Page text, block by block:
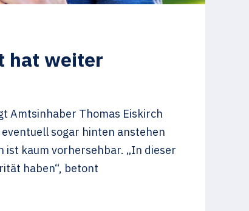
hat weiter
Amtsinhaber Thomas Eiskirch
sogar hinten anstehen
ist kaum vorhersehbar. „In dieser
haben“, betont